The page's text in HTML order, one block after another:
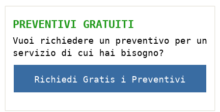
PREVENTIVI GRATUITI
Vuoi richiedere un preventivo per un
servizio di cui hai bisogno?
Richiedi Gratis i Preventivi